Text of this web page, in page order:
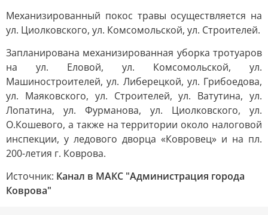
Механизированный покос травы осуществляется на
ул. Циолковского, ул. Комсомольской, ул. Строителей.
Запланирована механизированная уборка тротуаров
на ул. Еловой, ул. Комсомольской, ул.
Машиностроителей, ул. Либерецкой, ул. Грибоедова,
ул. Маяковского, ул. Строителей, ул. Ватутина, ул.
Лопатина, ул. Фурманова, ул. Циолковского, ул.
О.Кошевого, а также на территории около налоговой
инспекции, у ледового дворца «Ковровец» и на пл.
200-летия г. Коврова.
Источник: Канал в МАКС "Администрация города
Коврова"